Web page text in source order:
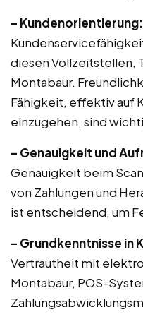
– Kundenorientierung:
diesen Vollzeitstellen,
Montabaur.
Fähigkeit, effektiv auf
einzugehen, sind
– Genauigkeit und
Genauigkeit beim
von Zahlungen und
ist entscheidend, um
– Grundkenntnisse in
Vertrautheit mit
Montabaur, POS-